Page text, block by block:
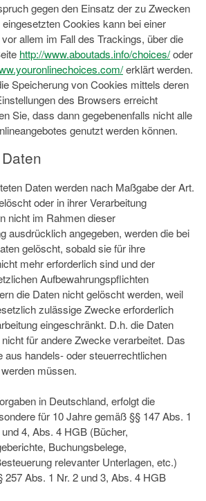
gegen den Einsatz der zu Zwecken
Cookies kann bei einer
allem im Fall des Trackings, über die
http://www.aboutads.info/choices/oder
erklärt werden.
Speicherung von Cookies mittels deren
des Browsers erreicht
Sie, dass dann gegebenenfalls nicht alle
genutzt werden können.
Daten werden nach Maßgabe der Art.
oder in ihrer Verarbeitung
nicht im Rahmen dieser
ausdrücklich angegeben, werden die bei
gelöscht, sobald sie für ihre
mehr erforderlich sind und der
Aufbewahrungspflichten
die Daten nicht gelöscht werden, weil
zulässige Zwecke erforderlich
eingeschränkt. D.h. die Daten
für andere Zwecke verarbeitet. Das
aus handels- oder steuerrechtlichen
müssen.
in Deutschland, erfolgt die
für 10 Jahre gemäß §§ 147 Abs. 1
4, Abs. 4 HGB (Bücher,
Buchungsbelege,
relevanter Unterlagen, etc.)
257 Abs. 1 Nr. 2 und 3, Abs. 4 HGB